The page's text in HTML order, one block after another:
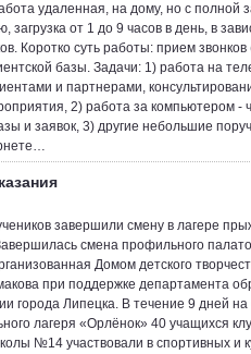
удаленная, на дому, но с полной
загрузка от 1 до 9 часов в день, в
Коротко суть работы: прием
базы. Задачи: 1) работа на
и партнерами,
2) работа за компьютером -
и заявок, 3) другие небольшие
завершили смену в лагере
смена профильного
Домом детского
при поддержке департамента
города Липецка. В течение 9 дней на
лагеря «Орлёнок» 40 учащихся
№14 участвовали в спортивных и